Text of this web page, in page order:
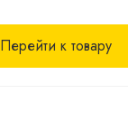
Перейти к товару